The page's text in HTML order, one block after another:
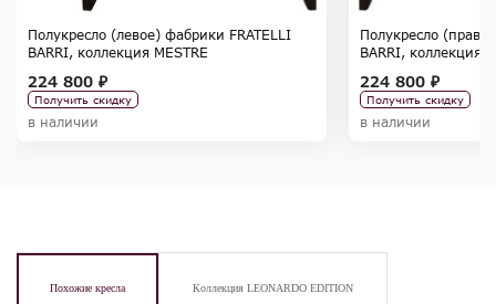
Полукресло (левое) фабрики FRATELLI
BARRI, коллекция MESTRE
224 800 ₽
Получить скидку
в наличии
Полукресло
BARRI, коллекция
224 800 ₽
Получить скидку
в наличии
Похожие кресла Коллекция LEONARDO EDITION